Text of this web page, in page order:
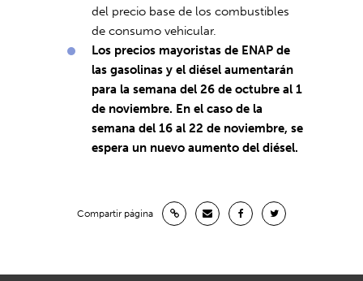
del precio base de los combustibles
de consumo vehicular.
Los precios mayoristas de ENAP de
las gasolinas y el diésel aumentarán
para la semana del 26 de octubre al 1
de noviembre. En el caso de la
semana del 16 al 22 de noviembre, se
espera un nuevo aumento del diésel.
Compartir página